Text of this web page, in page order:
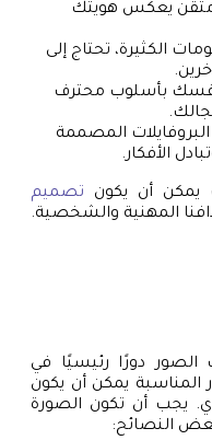
يعكس هويتك
الكثيرة، تحتاج إلى
بأسلوب محترف
البروفايلات المصممة
الأفكار.
يمكن أن يكون تصميم
المهنية والشخصية.
الصور دورًا رئيسيًا في
المناسبة يمكن أن يكون
يجب أن تكون الصورة
النصائح: